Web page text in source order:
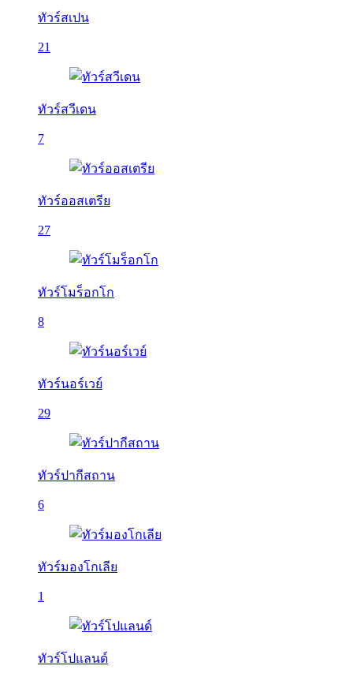
ทัวร์สเปน
21
ทัวร์สวีเดน
7
ทัวร์ออสเตรีย
27
ทัวร์โมร็อกโก
8
ทัวร์นอร์เวย์
29
ทัวร์ปากีสถาน
6
ทัวร์มองโกเลีย
1
ทัวร์โปแลนด์